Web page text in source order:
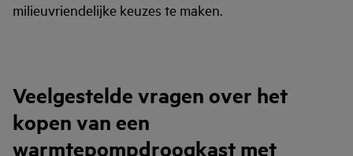
milieuvriendelijke keuzes te maken.
Veelgestelde vragen over het
kopen van een
warmtepompdroogkast met